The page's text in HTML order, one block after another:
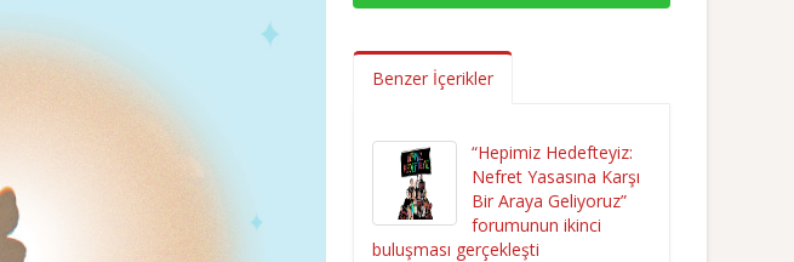
Benzer İçerikler
“Hepimiz Hedefteyiz:
Nefret Yasasına Karşı
Bir Araya Geliyoruz”
forumunun ikinci
buluşması gerçekleşti